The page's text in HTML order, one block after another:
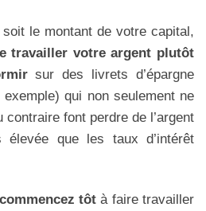
soit le montant de votre capital,
travailler votre argent plutôt
sur des livrets d’épargne
qui non seulement ne
font perdre de l’argent
élevée que les taux d’intérêt
tôt à faire travailler